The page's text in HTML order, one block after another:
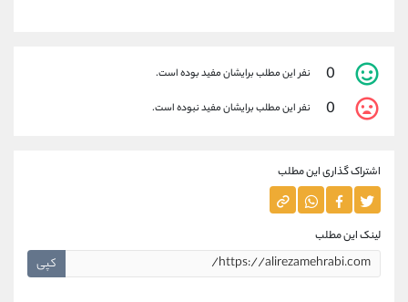
0 نفر این مطلب برایشان مفید بوده است.
0 نفر این مطلب برایشان مفید نبوده است.
اشتراک گذاری این مطلب
لینک این مطلب
کپی